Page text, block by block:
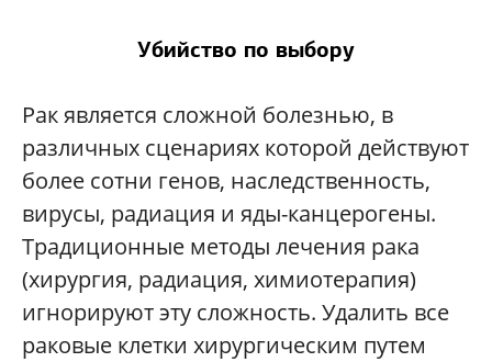
Убийство по выбору
Рак является сложной болезнью, в
различных сценариях которой действуют
более сотни генов, наследственность,
вирусы, радиация и яды-канцерогены.
Традиционные методы лечения рака
(хирургия, радиация, химиотерапия)
игнорируют эту сложность. Удалить все
раковые клетки хирургическим путем